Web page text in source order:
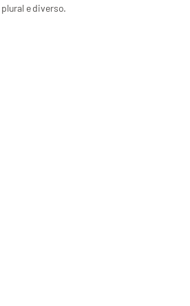
e diverso.